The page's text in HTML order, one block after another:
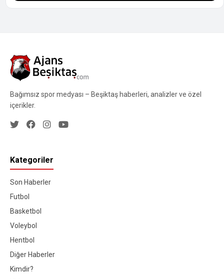
Bağımsız spor medyası – Beşiktaş haberleri, analizler ve özel
içerikler.
Kategoriler
Son Haberler
Futbol
Basketbol
Voleybol
Hentbol
Diğer Haberler
Kimdir?